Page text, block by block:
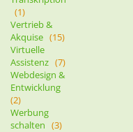
(1)
Vertrieb &
Akquise (15)
Virtuelle
Assistenz (7)
Webdesign &
Entwicklung
(2)
Werbung
schalten (3)